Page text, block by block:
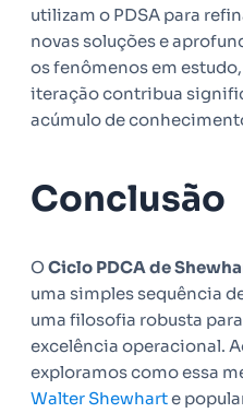
utilizam o PDSA para
novas soluções e
os fenômenos em
iteração contribua
acúmulo de
Conclusão
OCiclo PDCA de
uma simples sequência
uma filosofia robusta
excelência operacional.
exploramos como essa
Walter Shewharte